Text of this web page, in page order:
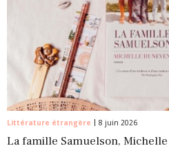
Littérature étrangère 8 juin 2026
La famille Samuelson,